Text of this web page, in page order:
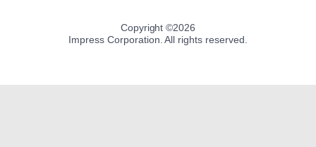
Copyright ©2026
Impress Corporation. All rights reserved.